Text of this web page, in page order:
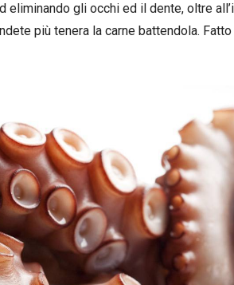
gli occhi ed il dente, oltre
più tenera la carne battendola.